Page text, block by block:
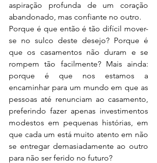
aspiração profunda de um coração
abandonado, mas confiante no outro.
Porque é que então é tão difícil mover-
se no sulco deste desejo? Porque é
que os casamentos não duram e se
rompem tão facilmente? Mais ainda:
porque é que nos estamos a
encaminhar para um mundo em que as
pessoas até renunciam ao casamento,
preferindo fazer apenas investimentos
modestos em pequenas histórias, em
que cada um está muito atento em não
se entregar demasiadamente ao outro
para não ser ferido no futuro?